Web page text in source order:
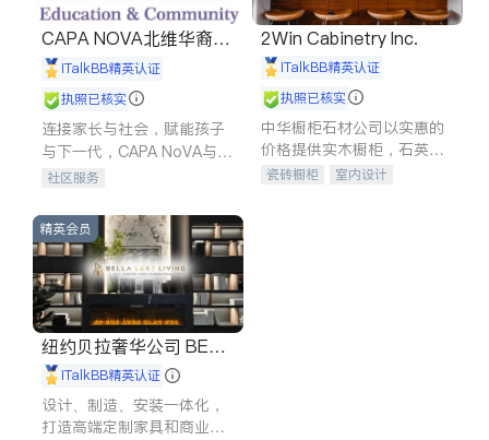
CAPA NOVA北维华裔家
长会iTalkBB精英认证
执照已核实
连接家长与社会，赋能孩子
与下一代，CAPA NoVA与您
携手建设包容、公平、充满
社区服务
2Win Cabinetry Inc.
iTalkBB精英认证
执照已核实
中华橱柜石材公司以实惠的
价格提供实木橱柜，石英石
台面，多种优质不锈钢水
瓷砖橱柜
室内设计
精英会员
纽约贝拉奢华公司 BELL
A LUXE
iTalkBB精英认证
设计、制造、安装一体化，
打造高端定制家具和商业空